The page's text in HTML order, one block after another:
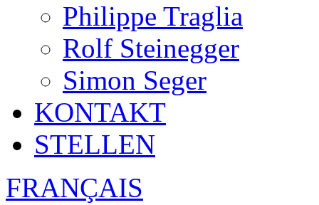
Philippe Traglia
Rolf Steinegger
Simon Seger
KONTAKT
STELLEN
FRANÇAIS